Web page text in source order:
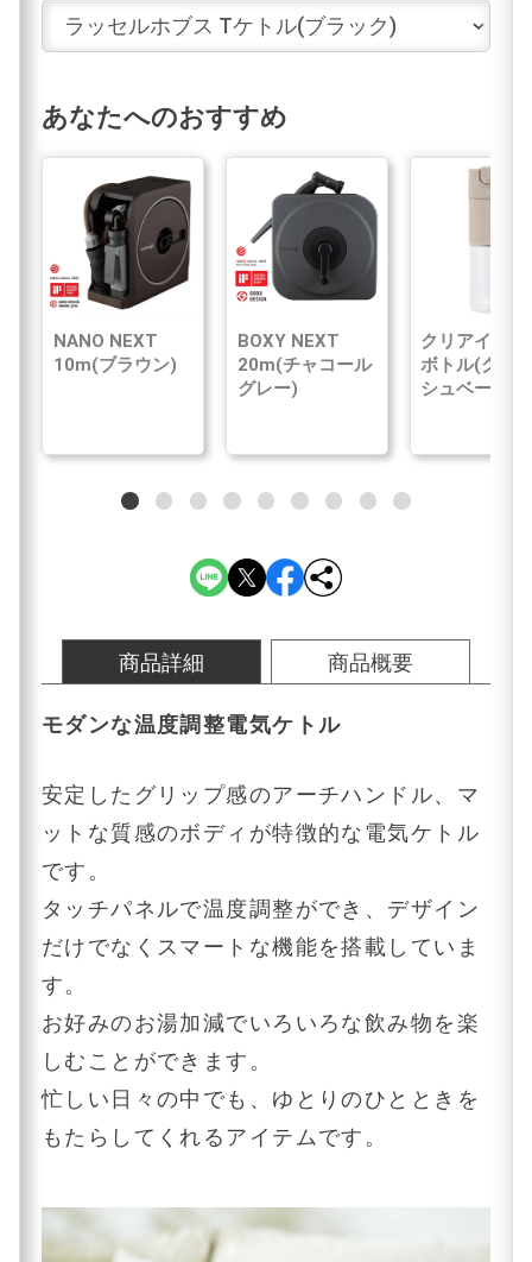
あなたへのおすすめ
NANO NEXT
10m(ブラウン)
BOXY NEXT
20m(チャコール
グレー)
クリアイン浄
ボトル(グレ
シュベージ
商品詳細 商品概要
モダンな温度調整電気ケトル
安定したグリップ感のアーチハンドル、マ
ットな質感のボディが特徴的な電気ケトル
です。
タッチパネルで温度調整ができ、デザイン
だけでなくスマートな機能を搭載していま
す。
お好みのお湯加減でいろいろな飲み物を楽
しむことができます。
忙しい日々の中でも、ゆとりのひとときを
もたらしてくれるアイテムです。